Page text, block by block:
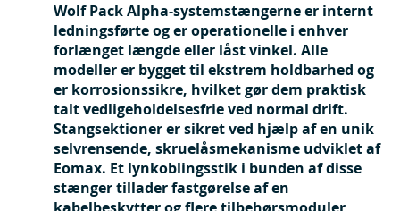
Wolf Pack Alpha-systemstængerne er internt
ledningsførte og er operationelle i enhver
forlænget længde eller låst vinkel. Alle
modeller er bygget til ekstrem holdbarhed og
er korrosionssikre, hvilket gør dem praktisk
talt vedligeholdelsesfrie ved normal drift.
Stangsektioner er sikret ved hjælp af en unik
selvrensende, skruelåsmekanisme udviklet af
Eomax. Et lynkoblingsstik i bunden af disse
stænger tillader fastgørelse af en